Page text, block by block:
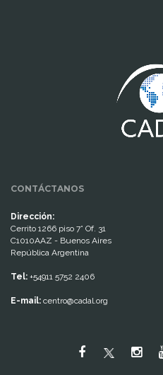
CONTÁCTANOS
Dirección:
Cerrito 1266 piso 7° Of. 31
C1010AAZ - Buenos Aires
República Argentina
Tel: +54911 5752 2406
E-mail: centro@cadal.org